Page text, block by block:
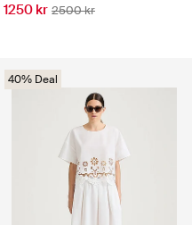
1250 kr 2500 kr
40% Deal